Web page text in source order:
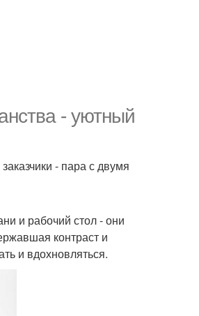
- уютный
- пара с двумя
и рабочий стол - они
контраст и
и вдохновляться.